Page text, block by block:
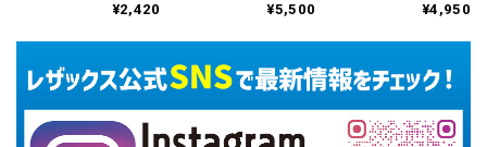
¥2,420 ¥5,500 ¥4,950